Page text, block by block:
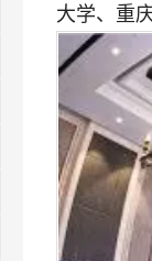
大学、重